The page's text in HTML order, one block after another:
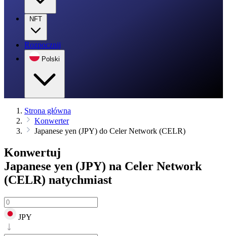
NFT
Rozpocznij
Polski
Strona główna
Konwerter
Japanese yen (JPY) do Celer Network (CELR)
Konwertuj
Japanese yen (JPY) na Celer Network
(CELR) natychmiast
JPY